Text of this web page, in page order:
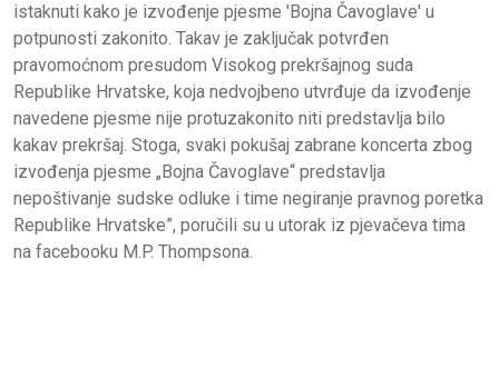
istaknuti kako je izvođenje pjesme 'Bojna Čavoglave' u
potpunosti zakonito. Takav je zaključak potvrđen
pravomoćnom presudom Visokog prekršajnog suda
Republike Hrvatske, koja nedvojbeno utvrđuje da izvođenje
navedene pjesme nije protuzakonito niti predstavlja bilo
kakav prekršaj. Stoga, svaki pokušaj zabrane koncerta zbog
izvođenja pjesme „Bojna Čavoglave“ predstavlja
nepoštivanje sudske odluke i time negiranje pravnog poretka
Republike Hrvatske”, poručili su u utorak iz pjevačeva tima
na facebooku M.P. Thompsona.